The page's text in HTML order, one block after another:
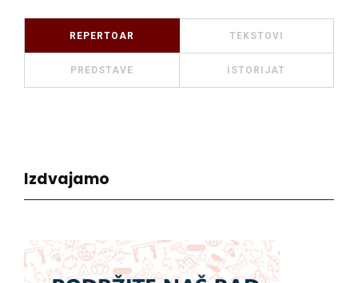
REPERTOAR TEKSTOVI
PREDSTAVE ISTORIJAT
Izdvajamo